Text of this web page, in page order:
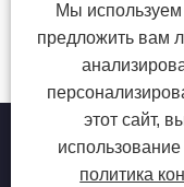
Мы
предложить вам
этот сайт,
политика